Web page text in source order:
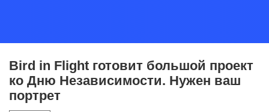
Bird in Flight готовит большой проект
ко Дню Независимости. Нужен ваш
портрет